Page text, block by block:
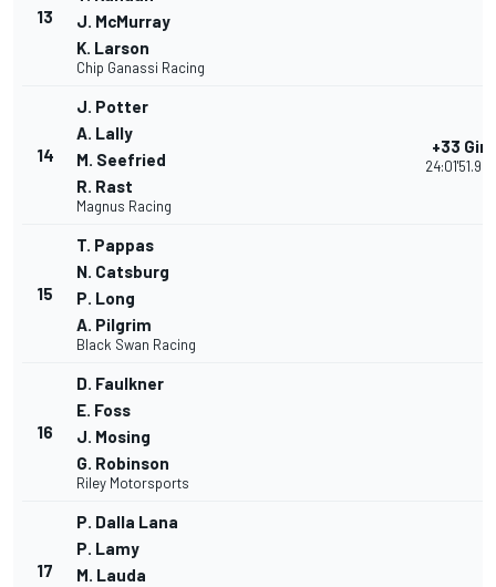
13
J. McMurray
K. Larson
Chip Ganassi Racing
14
J. Potter
A. Lally
M. Seefried
R. Rast
Magnus Racing
+33 Giri
24:01'51.983
15
T. Pappas
N. Catsburg
P. Long
A. Pilgrim
Black Swan Racing
16
D. Faulkner
E. Foss
J. Mosing
G. Robinson
Riley Motorsports
17
P. Dalla Lana
P. Lamy
M. Lauda